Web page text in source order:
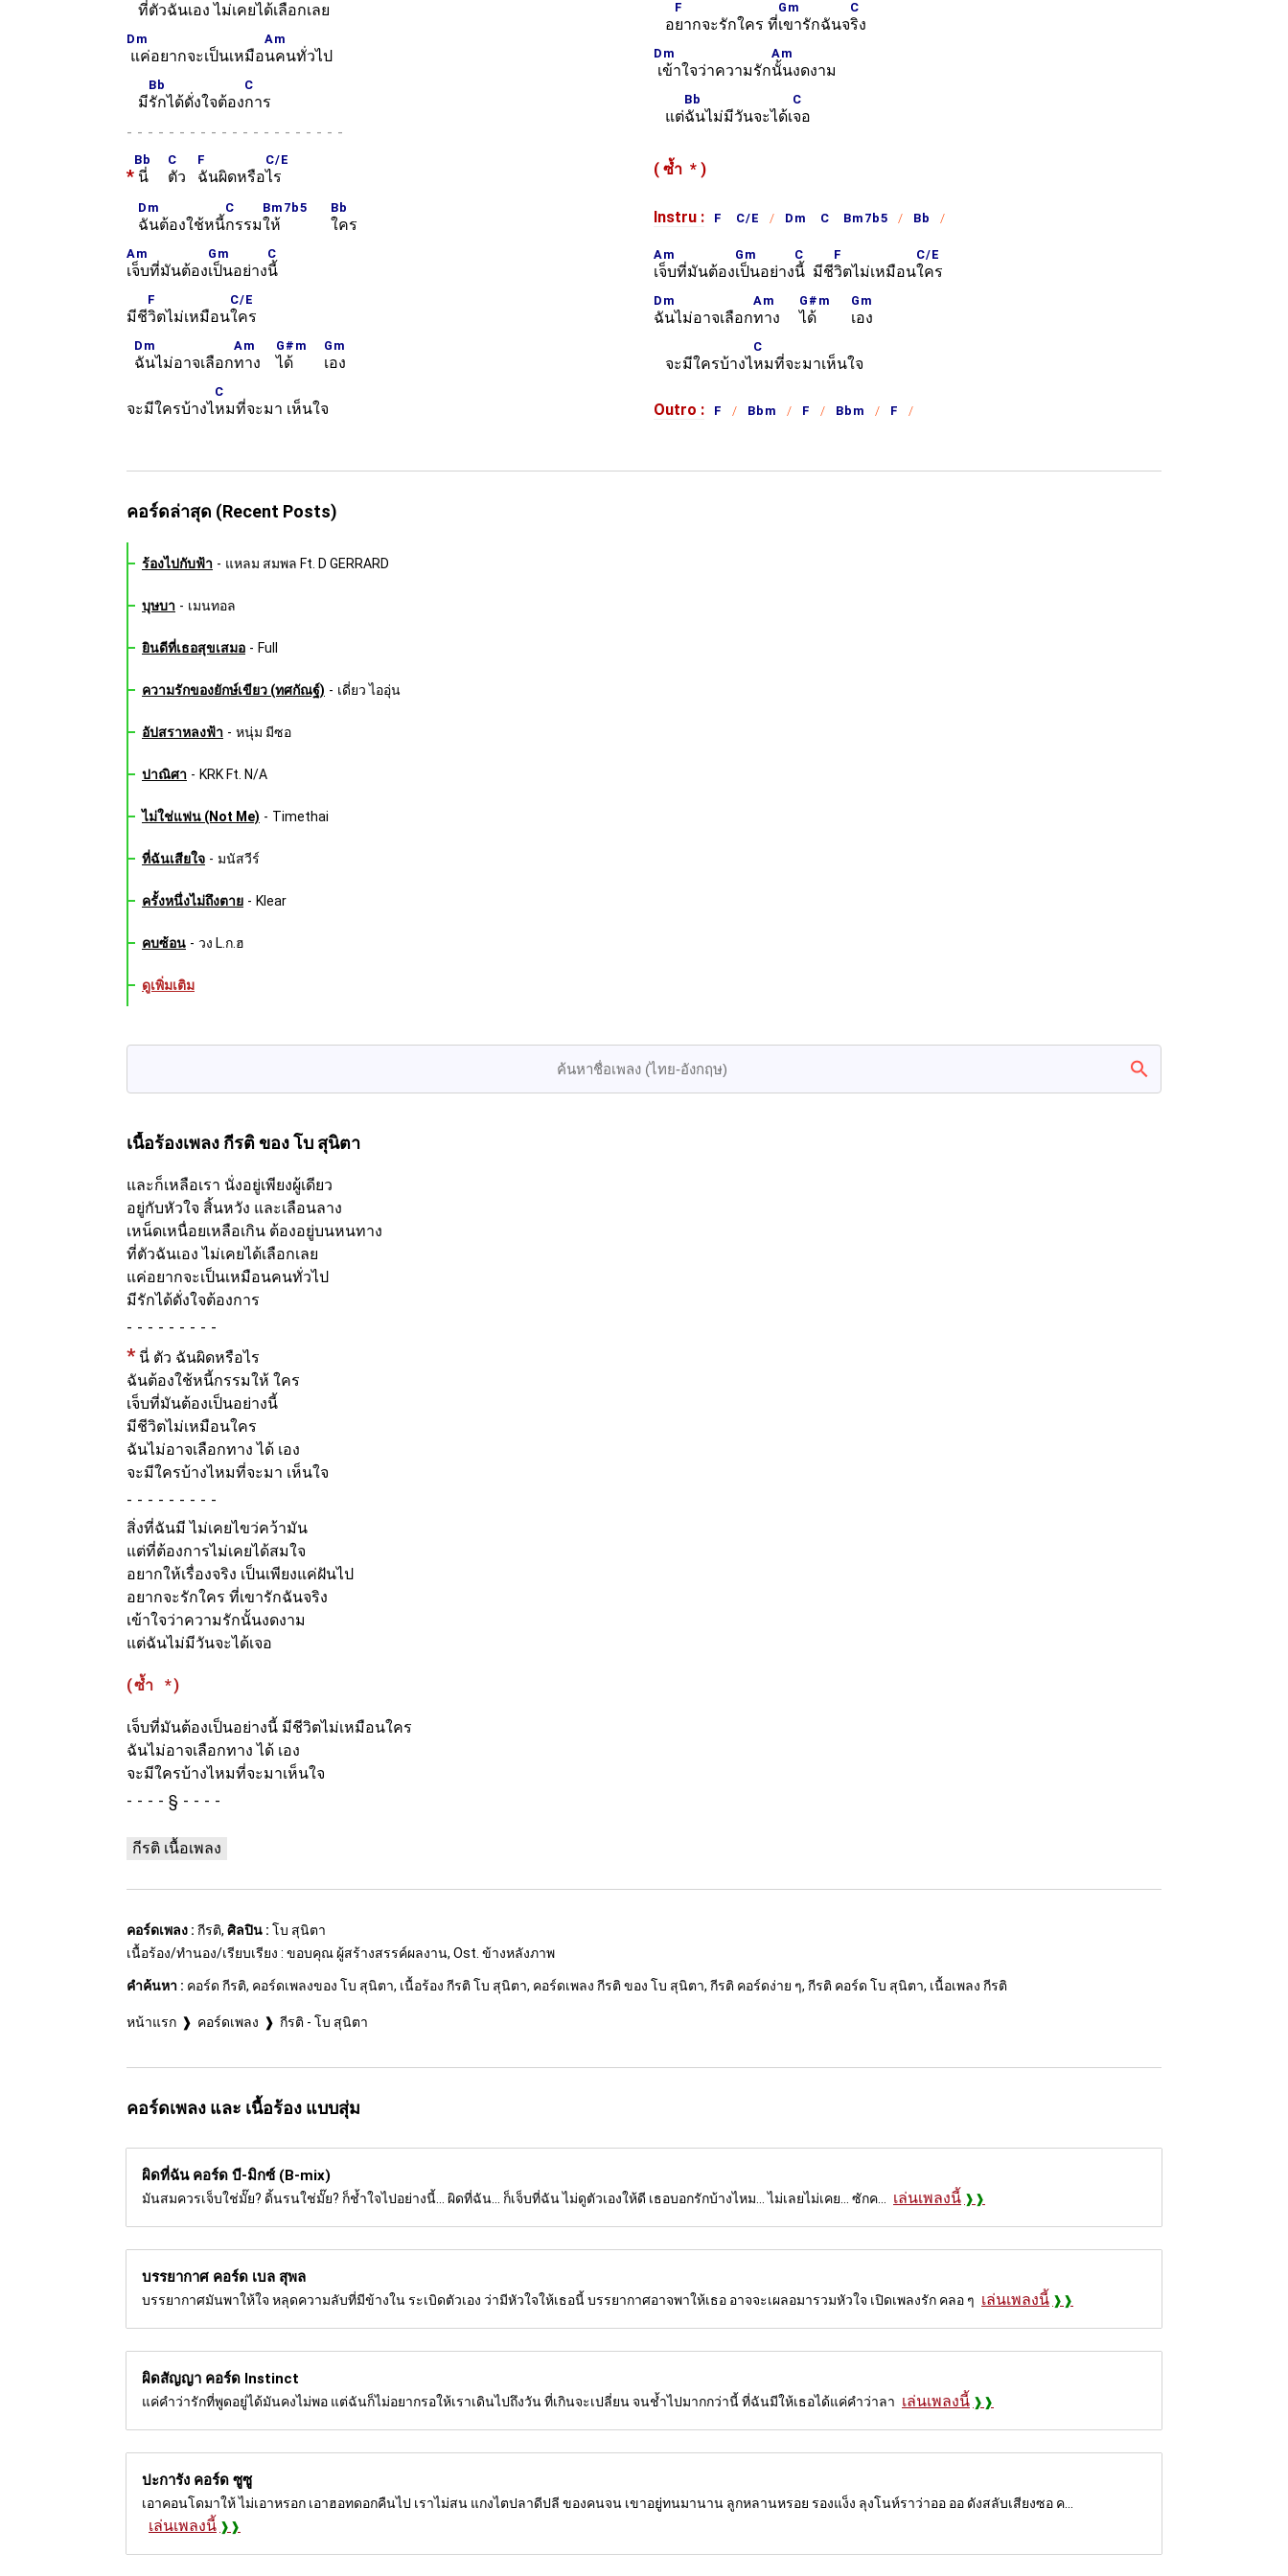
ที่ตัวฉันเอง ไม่เคยได้เลือกเลย
Dm
แค่อยากจะเป็นเหมือ
Am
นคนทั่วไป
มี
Bb
รักได้ดั่งใจต้อง
C
การ
-
*
Bb
นี่
C
ตัว
F
ฉันผิดหรือ
C/E
ไร
Dm
ฉันต้องใช้หนี้
C
กรรม
Bm7b5
ให้
Bb
ใคร
Am
เจ็บที่มันต้อง
Gm
เป็นอย่าง
C
นี้
มีชี
F
วิตไม่เหมือน
C/E
ใคร
Dm
ฉันไม่อาจเลือก
Am
ทาง
G#m
ได้
Gm
เอง
จะมีใครบ้างไ
C
หมที่จะมา เห็นใจ
อ
F
ยากจะรักใคร ที่
Gm
เขารักฉันจ
C
ริง
Dm
เข้าใจว่าความรัก
Am
นั้นงดงาม
แต่
Bb
ฉันไม่มีวันจะได้เ
C
จอ
( ซ้ำ * )
Instru : F C/E Dm C Bm7b5 Bb
Am
เจ็บที่มันต้อง
Gm
เป็นอย่าง
C
นี้ มีชี
F
วิตไม่เหมือน
C/E
ใคร
Dm
ฉันไม่อาจเลือก
Am
ทาง
G#m
ได้
Gm
เอง
จะมีใครบ้างไ
C
หมที่จะมาเห็นใจ
Outro : F Bbm F Bbm F
คอร์ดล่าสุด (Recent Posts)
ร้องไปกับฟ้า - แหลม สมพล Ft. D GERRARD
บุษบา - เมนทอล
ยินดีที่เธอสุขเสมอ - Full
ความรักของยักษ์เขียว (ทศกัณฐ์) - เดี่ยว ไออุ่น
อัปสราหลงฟ้า - หนุ่ม มีซอ
ปาณิศา - KRK Ft. N/A
ไม่ใช่แฟน (Not Me) - Timethai
ที่ฉันเสียใจ - มนัสวีร์
ครั้งหนึ่งไม่ถึงตาย - Klear
คบซ้อน - วง L.ก.ฮ
ดูเพิ่มเติม
เนื้อร้องเพลง กีรติของ โบ สุนิตา
และก็เหลือเรา นั่งอยู่เพียงผู้เดียว
อยู่กับหัวใจ สิ้นหวัง และเลือนลาง
เหน็ดเหนื่อยเหลือเกิน ต้องอยู่บนหนทาง
ที่ตัวฉันเอง ไม่เคยได้เลือกเลย
แค่อยากจะเป็นเหมือนคนทั่วไป
มีรักได้ดั่งใจต้องการ
-
* นี่ ตัว ฉันผิดหรือไร
ฉันต้องใช้หนี้กรรมให้ ใคร
เจ็บที่มันต้องเป็นอย่างนี้
มีชีวิตไม่เหมือนใคร
ฉันไม่อาจเลือกทาง ได้ เอง
จะมีใครบ้างไหมที่จะมา เห็นใจ
-
สิ่งที่ฉันมี ไม่เคยไขว่คว้ามัน
แต่ที่ต้องการไม่เคยได้สมใจ
อยากให้เรื่องจริง เป็นเพียงแค่ฝันไป
อยากจะรักใคร ที่เขารักฉันจริง
เข้าใจว่าความรักนั้นงดงาม
แต่ฉันไม่มีวันจะได้เจอ
(ซ้ำ *)
เจ็บที่มันต้องเป็นอย่างนี้ มีชีวิตไม่เหมือนใคร
ฉันไม่อาจเลือกทาง ได้ เอง
จะมีใครบ้างไหมที่จะมาเห็นใจ
§
กีรติ เนื้อเพลง
คอร์ดเพลง : กีรติ, ศิลปิน : โบ สุนิตา
เนื้อร้อง/ทำนอง/เรียบเรียง : ขอบคุณ ผู้สร้างสรรค์ผลงาน, Ost. ข้างหลังภาพ
คำค้นหา : คอร์ด กีรติ, คอร์ดเพลงของ โบ สุนิตา, เนื้อร้อง กีรติ โบ สุนิตา, คอร์ดเพลง กีรติ ของ โบ สุนิตา, กีรติ คอร์ดง่าย ๆ, กีรติ คอร์ด โบ สุนิตา, เนื้อเพลง กีรติ
หน้าแรก คอร์ดเพลง กีรติ - โบ สุนิตา
คอร์ดเพลง และ เนื้อร้อง แบบสุ่ม
ผิดที่ฉัน คอร์ด บี-มิกซ์ (B-mix)
มันสมควรเจ็บใช่มั๊ย? ดิ้นรนใช่มั๊ย? ก็ช้ำใจไปอย่างนี้... ผิดที่ฉัน... ก็เจ็บที่ฉัน ไม่ดูตัวเองให้ดี เธอบอกรักบ้างไหม... ไม่เลยไม่เคย... ซักค... เล่นเพลงนี้
บรรยากาศ คอร์ด เบล สุพล
บรรยากาศมันพาให้ใจ หลุดความลับที่มีข้างใน ระเบิดตัวเอง ว่ามีหัวใจให้เธอนี้ บรรยากาศอาจพาให้เธอ อาจจะเผลอมารวมหัวใจ เปิดเพลงรัก คลอ ๆ เล่นเพลงนี้
ผิดสัญญา คอร์ด Instinct
แค่คำว่ารักที่พูดอยู่ได้มันคงไม่พอ แต่ฉันก็ไม่อยากรอให้เราเดินไปถึงวัน ที่เกินจะเปลี่ยน จนช้ำไปมากกว่านี้ ที่ฉันมีให้เธอได้แค่คำว่าลา เล่นเพลงนี้
ปะการัง คอร์ด ซูซู
เอาคอนโดมาให้ ไม่เอาหรอก เอาฮอทดอกคืนไป เราไม่สน แกงไตปลาดีปลี ของคนจน เขาอยู่ทนมานาน ลูกหลานหรอย รองแง็ง ลุงโนห์ราว่าออ ออ ดังสลับเสียงซอ ค...
เล่นเพลงนี้